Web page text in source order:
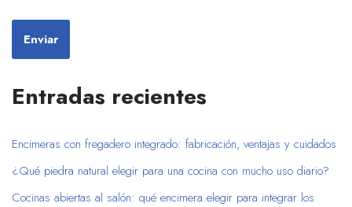
Entradas recientes
Encimeras con fregadero integrado: fabricación, ventajas y cuidados
¿Qué piedra natural elegir para una cocina con mucho uso diario?
Cocinas abiertas al salón: qué encimera elegir para integrar los